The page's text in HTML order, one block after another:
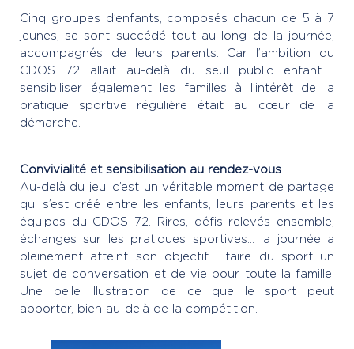
Cinq groupes d’enfants, composés chacun de 5 à 7
jeunes, se sont succédé tout au long de la journée,
accompagnés de leurs parents. Car l’ambition du
CDOS 72 allait au-delà du seul public enfant :
sensibiliser également les familles à l’intérêt de la
pratique sportive régulière était au cœur de la
démarche.
Convivialité et sensibilisation au rendez-vous
Au-delà du jeu, c’est un véritable moment de partage
qui s’est créé entre les enfants, leurs parents et les
équipes du CDOS 72. Rires, défis relevés ensemble,
échanges sur les pratiques sportives… la journée a
pleinement atteint son objectif : faire du sport un
sujet de conversation et de vie pour toute la famille.
Une belle illustration de ce que le sport peut
apporter, bien au-delà de la compétition.